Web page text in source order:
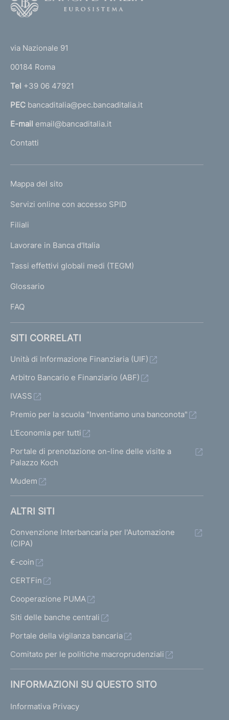
r
n
a
l
'
m
e
a
g
via Nazionale 91
00184 Roma
Tel +39 06 47921
PEC bancaditalia@pec.bancaditalia.it
E-mail email@bancaditalia.it
Contatti
L
N
K
T
I
I
Mappa del sito
Servizi online con accesso SPID
Filiali
Lavorare in Banca d'Italia
Tassi effettivi globali medi (TEGM)
Glossario
FAQ
SITI CORRELATI
Unità di Informazione Finanziaria (UIF)
Arbitro Bancario e Finanziario (ABF)
IVASS
Premio per la scuola "Inventiamo una banconota"
L'Economia per tutti
Portale di prenotazione on-line delle visite a
Palazzo Koch
Mudem
ALTRI SITI
Convenzione Interbancaria per l'Automazione
(CIPA)
€-coin
CERTFin
Cooperazione PUMA
Siti delle banche centrali
Portale della vigilanza bancaria
Comitato per le politiche macroprudenziali
INFORMAZIONI SU QUESTO SITO
Informativa Privacy